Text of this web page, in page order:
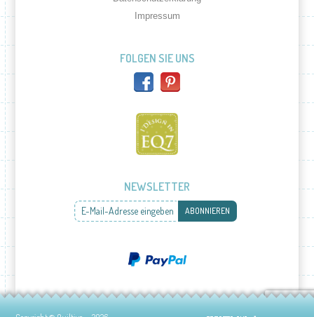
Impressum
FOLGEN SIE UNS
NEWSLETTER
E-Mail-Adresse eingeben ABONNIEREN